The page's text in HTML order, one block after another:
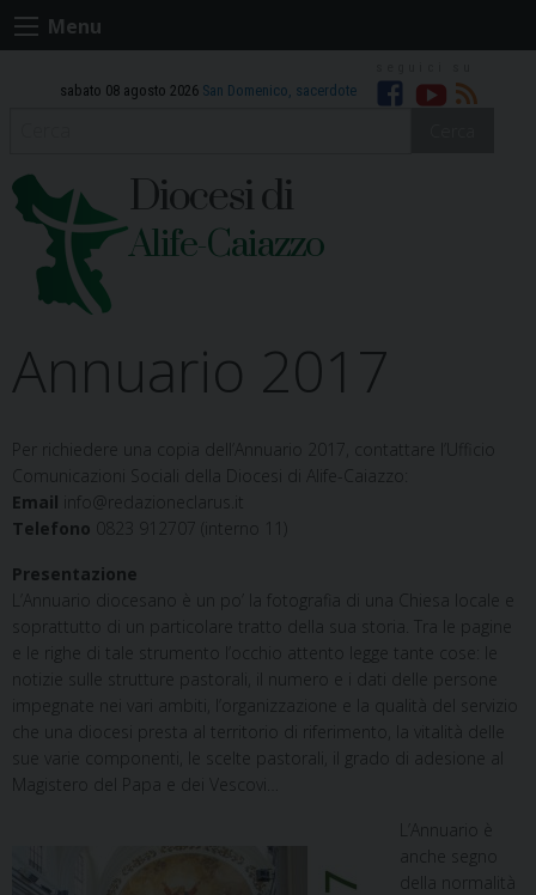
Skip
to
Menu
sabato 08 agosto 2026 San Domenico, sacerdote Facebook
Youtube
RSS
Diocesi di
Alife-Caiazzo
Annuario 2017
Per richiedere una copia dell’Annuario 2017, contattare l’Ufficio
Comunicazioni Sociali della Diocesi di Alife-Caiazzo:
Email info@redazioneclarus.it
Telefono 0823 912707 (interno 11)
Presentazione
L’Annuario diocesano è un po’ la fotografia di una Chiesa locale e
soprattutto di un particolare tratto della sua storia. Tra le pagine
e le righe di tale strumento l’occhio attento legge tante cose: le
notizie sulle strutture pastorali, il numero e i dati delle persone
impegnate nei vari ambiti, l’organizzazione e la qualità del servizio
che una diocesi presta al territorio di riferimento, la vitalità delle
sue varie componenti, le scelte pastorali, il grado di adesione al
Magistero del Papa e dei Vescovi…
L’Annuario è
anche segno
della normalità